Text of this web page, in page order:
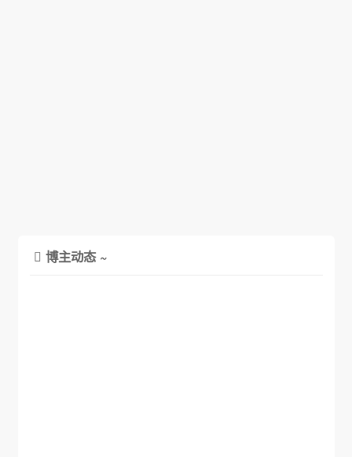
 博主动态 ~